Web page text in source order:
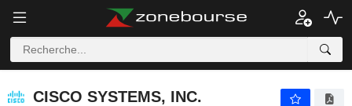
CISCO SYSTEMS, INC.
CISCO SYSTEMS, INC.